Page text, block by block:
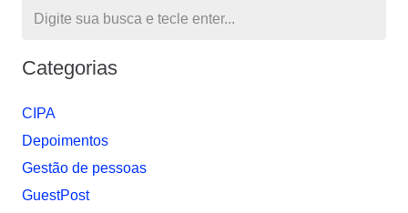
Categorias
CIPA
Depoimentos
Gestão de pessoas
GuestPost